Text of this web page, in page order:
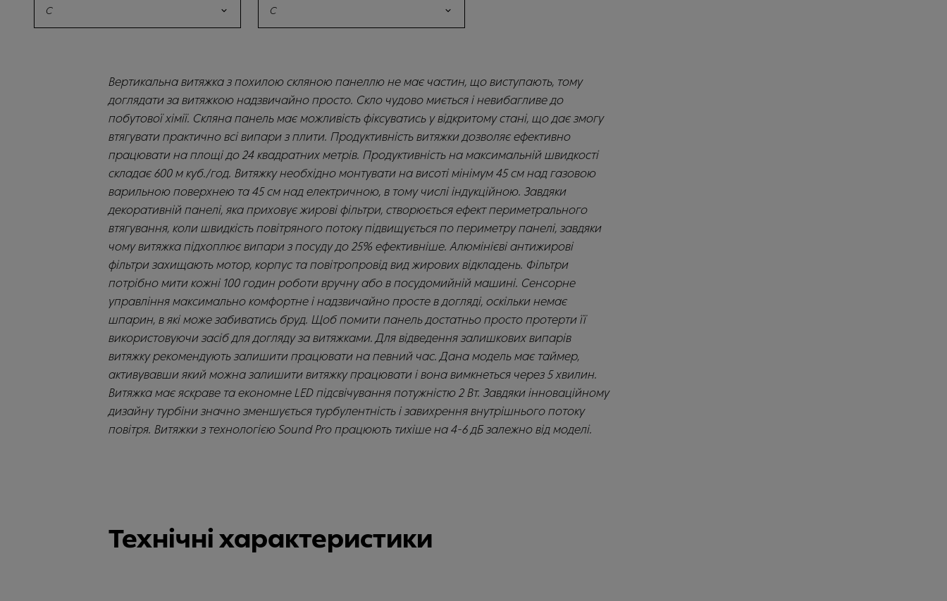
C C
Вертикальна витяжка з похилою скляною панеллю не має частин, що виступають, тому
доглядати за витяжкою надзвичайно просто. Скло чудово миється і невибагливе до
побутової хімії. Скляна панель має можливість фіксуватись у відкритому стані, що дає змогу
втягувати практично всі випари з плити. Продуктивність витяжки дозволяє ефективно
працювати на площі до 24 квадратних метрів. Продуктивність на максимальній швидкості
складає 600 м куб./год. Витяжку необхідно монтувати на висоті мінімум 45 см над газовою
варильною поверхнею та 45 см над електричною, в тому числі індукційною. Завдяки
декоративній панелі, яка приховує жирові фільтри, створюється ефект периметрального
втягування, коли швидкість повітряного потоку підвищується по периметру панелі, завдяки
чому витяжка підхоплює випари з посуду до 25% ефективніше. Алюмінієві антижирові
фільтри захищають мотор, корпус та повітропровід вид жирових відкладень. Фільтри
потрібно мити кожні 100 годин роботи вручну або в посудомийній машині. Сенсорне
управління максимально комфортне і надзвичайно просте в догляді, оскільки немає
шпарин, в які може забиватись бруд. Щоб помити панель достатньо просто протерти її
використовуючи засіб для догляду за витяжками. Для відведення залишкових випарів
витяжку рекомендують залишити працювати на певний час. Дана модель має таймер,
активувавши який можна залишити витяжку працювати і вона вимкнеться через 5 хвилин.
Витяжка має яскраве та економне LED підсвічування потужністю 2 Вт. Завдяки інноваційному
дизайну турбіни значно зменшується турбулентність і завихрення внутрішнього потоку
повітря. Витяжки з технологією Sound Pro працюють тихіше на 4-6 дБ залежно від моделі.
Технічні характеристики